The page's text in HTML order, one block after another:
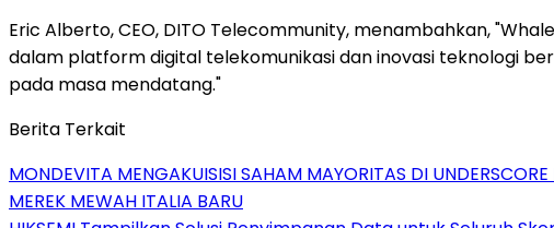
Eric Alberto, CEO, DITO Telecommunity, menambahkan,
dalam platform digital telekomunikasi dan inovasi teknologi
pada masa mendatang."
Berita Terkait
MONDEVITA MENGAKUISISI SAHAM MAYORITAS DI
MEREK MEWAH ITALIA BARU